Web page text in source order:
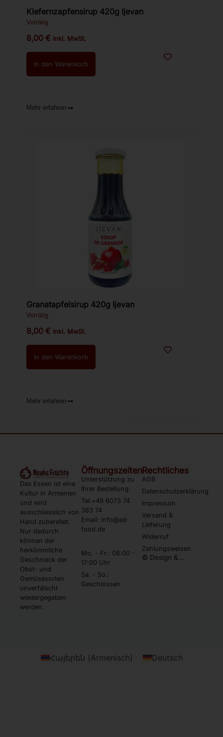
Kiefernzapfensirup 420g Ijevan
Vorrätig
8,00€ inkl. MwSt.
In den Warenkorb
Mehr erfahren
Granatapfelsirup 420g Ijevan
Vorrätig
8,00€ inkl. MwSt.
In den Warenkorb
Mehr erfahren
Das Essen ist eine
Kultur in Armenien
und wird
ausschliesslich von
Hand zubereitet.
Nur dadurch
können der
herkömmliche
Geschmack der
Obst- und
Gemüsesorten
unverfälscht
wiedergegeben
werden.
Öffnungszeiten
Unterstützung zu
Ihrer Bestellung:
Tel:+49 6073 74
383 74
Email: info@ad-
food.de
Mo. - Fr.: 08:00 -
17:00 Uhr
Sa. - So.:
Geschlossen
Rechtliches
AGB
Datenschutzerklärung
Impressum
Versand &
Lieferung
Widerruf
Zahlungsweisen
© Design &
Հայերեն (Armenisch) Deutsch